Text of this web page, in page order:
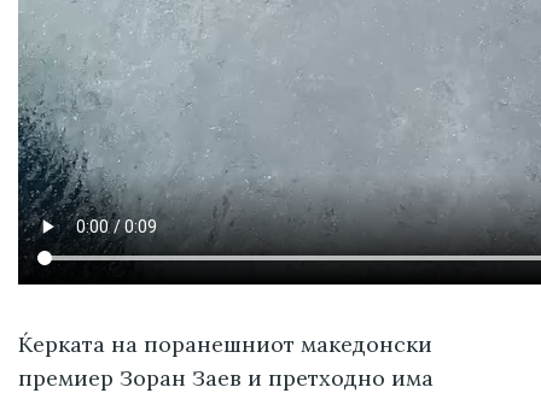
Ќерката на поранешниот македонски
премиер Зоран Заев и претходно има